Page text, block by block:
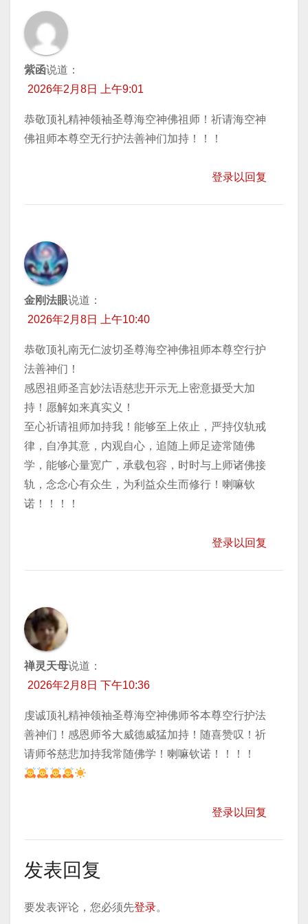
紫函说道：
2026年2月8日 上午9:01
恭敬顶礼精神领袖圣尊海空神佛祖师！祈请海空神
佛祖师本尊空无行护法善神们加持！！！
登录以回复
金刚法眼说道：
2026年2月8日 上午10:40
恭敬顶礼南无仁波切圣尊海空神佛祖师本尊空行护
法善神们！
感恩祖师圣言妙法语慈悲开示无上密意摄受大加
持！愿解如来真实义！
至心祈请祖师加持我！能够至上依止，严持仪轨戒
律，自净其意，内观自心，追随上师足迹常随佛
学，能够心量宽广，承载包容，时时与上师诸佛接
轨，念念心有众生，为利益众生而修行！喇嘛钦
诺！！！！
登录以回复
禅灵天母说道：
2026年2月8日 下午10:36
虔诚顶礼精神领袖圣尊海空神佛师爷本尊空行护法
善神们！感恩师爷大威德威猛加持！随喜赞叹！祈
请师爷慈悲加持我常随佛学！喇嘛钦诺！！！！
登录以回复
发表回复
要发表评论，您必须先登录。